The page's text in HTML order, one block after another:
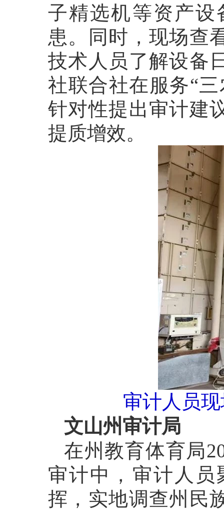
子精选机等资产设
患。同时，现场查
技术人员了解设备
社联合社在服务“
针对性提出审计建
提质增效。
审计人员
文山州审计局
在州教育体育局
审计中，审计人
挥，实地调查州民